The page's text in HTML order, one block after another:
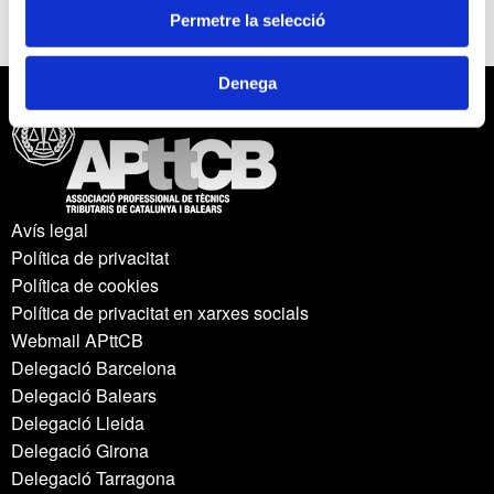
Permetre la selecció
Denega
Avís legal
Política de privacitat
Política de cookies
Política de privacitat en xarxes socials
Webmail APttCB
Delegació Barcelona
Delegació Balears
Delegació Lleida
Delegació Girona
Delegació Tarragona